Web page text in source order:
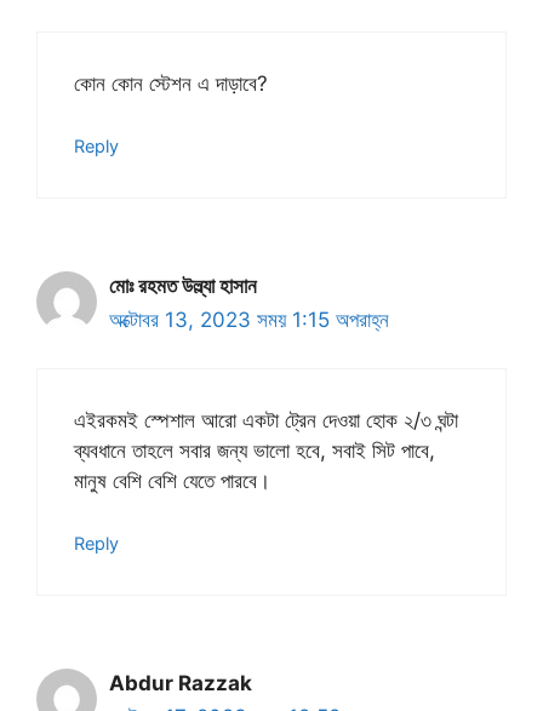
কোন কোন স্টেশন এ দাড়াবে?
Reply
মোঃ রহমত উল্ল্যা হাসান
অক্টোবর 13, 2023 সময় 1:15 অপরাহ্ন
এইরকমই স্পেশাল আরো একটা ট্রেন দেওয়া হোক ২/৩ ঘন্টা
ব্যবধানে তাহলে সবার জন্য ভালো হবে, সবাই সিট পাবে,
মানুষ বেশি বেশি যেতে পারবে।
Reply
Abdur Razzak